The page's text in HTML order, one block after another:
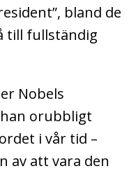
bland de
till fullständig
Nobels
orubbligt
i vår tid –
av att vara den